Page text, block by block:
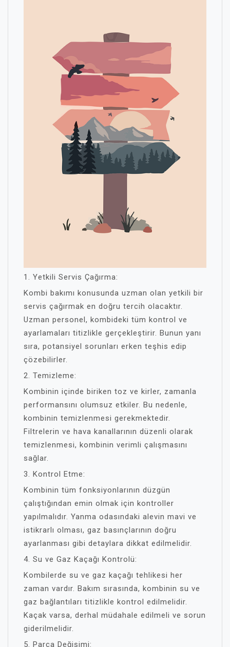
1. Yetkili Servis Çağırma:
Kombi bakımı konusunda uzman olan yetkili bir
servis çağırmak en doğru tercih olacaktır.
Uzman personel, kombideki tüm kontrol ve
ayarlamaları titizlikle gerçekleştirir. Bunun yanı
sıra, potansiyel sorunları erken teşhis edip
çözebilirler.
2. Temizleme:
Kombinin içinde biriken toz ve kirler, zamanla
performansını olumsuz etkiler. Bu nedenle,
kombinin temizlenmesi gerekmektedir.
Filtrelerin ve hava kanallarının düzenli olarak
temizlenmesi, kombinin verimli çalışmasını
sağlar.
3. Kontrol Etme:
Kombinin tüm fonksiyonlarının düzgün
çalıştığından emin olmak için kontroller
yapılmalıdır. Yanma odasındaki alevin mavi ve
istikrarlı olması, gaz basınçlarının doğru
ayarlanması gibi detaylara dikkat edilmelidir.
4. Su ve Gaz Kaçağı Kontrolü:
Kombilerde su ve gaz kaçağı tehlikesi her
zaman vardır. Bakım sırasında, kombinin su ve
gaz bağlantıları titizlikle kontrol edilmelidir.
Kaçak varsa, derhal müdahale edilmeli ve sorun
giderilmelidir.
5. Parça Değişimi: